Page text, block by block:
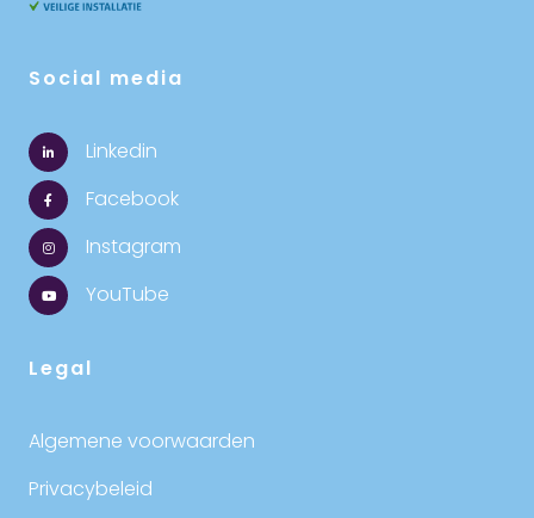
Social media
Linkedin
Facebook
Instagram
YouTube
Legal
Algemene voorwaarden
Privacybeleid